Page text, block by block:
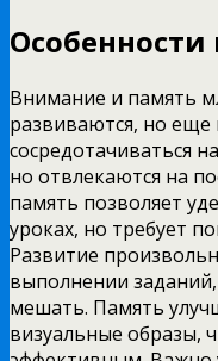
Внимание и память
развиваются, но
сосредотачиваться
но отвлекаются на
память позволяет
уроках, но требует
Развитие
выполнении
мешать. Память
визуальные образы,